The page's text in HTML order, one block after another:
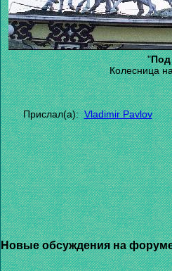
"Под
Колесница
Прислал(а):Vladimir Pavlov
Новые обсуждения на